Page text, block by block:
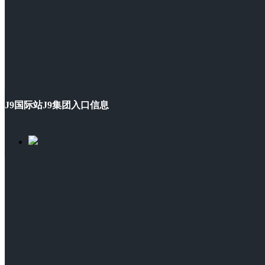
J9国际站J9集团入口信息